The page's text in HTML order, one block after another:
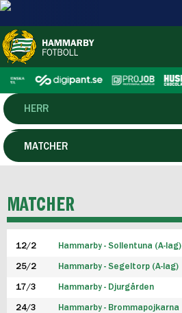
HERR
DAM
P19
F19
FUTSAL HERR
MATCHER
MATCHER
12/2 Hammarby - Sollentuna (A-lag)
25/2 Hammarby - Segeltorp (A-lag)
17/3 Hammarby - Djurgården
24/3 Hammarby - Brommapojkarna